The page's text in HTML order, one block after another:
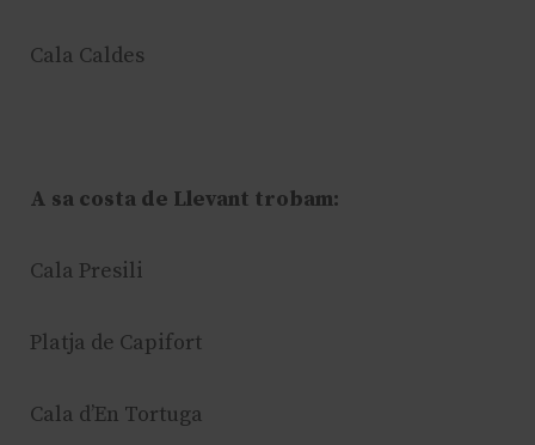
Cala Caldes
A sa costa de Llevant trobam:
Cala Presili
Platja de Capifort
Cala d’En Tortuga